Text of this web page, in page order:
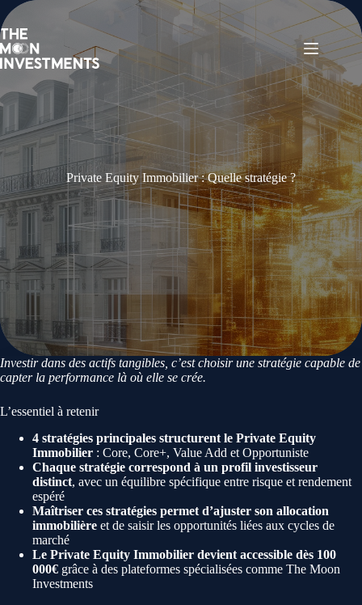
Private Equity Immobilier : Quelle stratégie ?
Investir dans des actifs tangibles, c’est choisir une stratégie capable de
capter la performance là où elle se crée.
L’essentiel à retenir
4 stratégies principales structurent le Private Equity
Immobilier : Core, Core+, Value Add et Opportuniste
Chaque stratégie correspond à un profil investisseur
distinct, avec un équilibre spécifique entre risque et rendement
espéré
Maîtriser ces stratégies permet d’ajuster son allocation
immobilière et de saisir les opportunités liées aux cycles de
marché
Le Private Equity Immobilier devient accessible dès 100
000€ grâce à des plateformes spécialisées comme The Moon
Investments